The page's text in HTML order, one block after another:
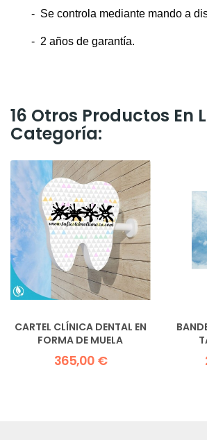
- Se controla mediante mando a
- 2 años de garantía.
16 Otros Productos En
Categoría:
CARTEL CLÍNICA DENTAL EN
FORMA DE MUELA
365,00 €